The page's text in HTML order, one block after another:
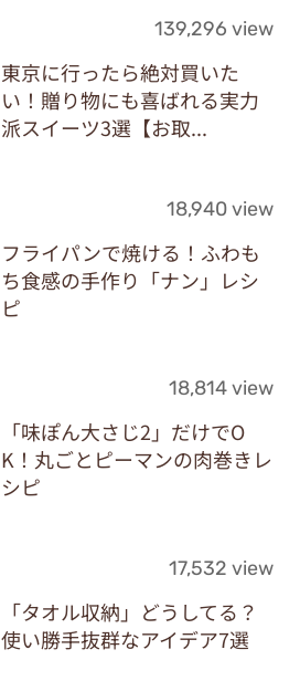
139,296 view
東京に行ったら絶対買いた
い！贈り物にも喜ばれる実力
派スイーツ3選【お取...
18,940 view
フライパンで焼ける！ふわも
ち食感の手作り「ナン」レシ
ピ
18,814 view
「味ぽん大さじ2」だけでO
K！丸ごとピーマンの肉巻きレ
シピ
17,532 view
「タオル収納」どうしてる？
使い勝手抜群なアイデア7選